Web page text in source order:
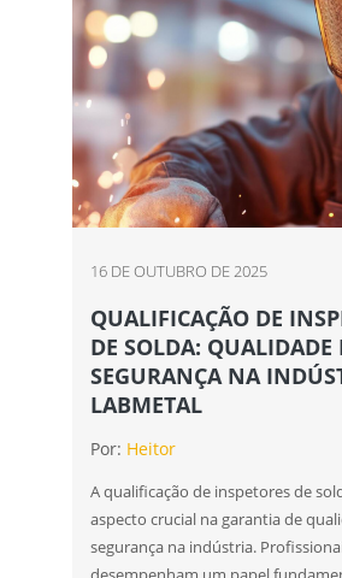
16 DE OUTUBRO DE 2025
QUALIFICAÇÃO DE
DE SOLDA: QUALIDADE
SEGURANÇA NA
LABMETAL
Por: Heitor
A qualificação de inspetores de
aspecto crucial na garantia de
segurança na indústria.